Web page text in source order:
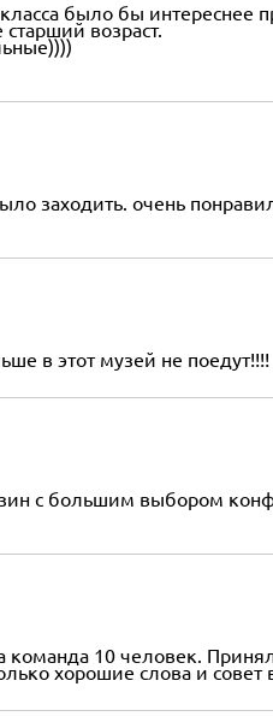
было бы интереснее
возраст.
заходить. очень
в этот музей не
с большим выбором
10 человек.
хорошие слова и совет